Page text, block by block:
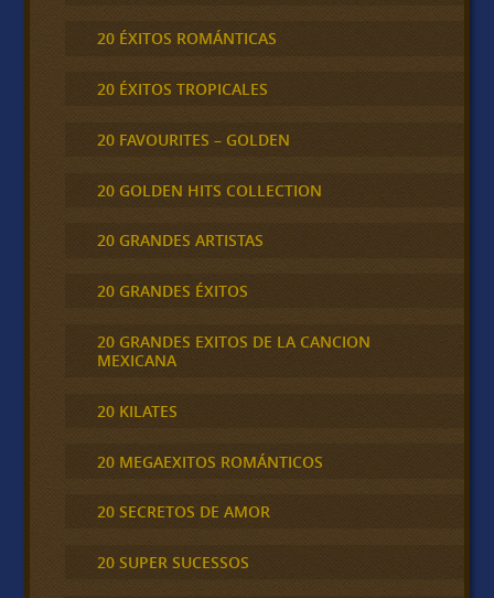
20 ÉXITOS ROMÁNTICAS
20 ÉXITOS TROPICALES
20 FAVOURITES – GOLDEN
20 GOLDEN HITS COLLECTION
20 GRANDES ARTISTAS
20 GRANDES ÉXITOS
20 GRANDES EXITOS DE LA CANCION
MEXICANA
20 KILATES
20 MEGAEXITOS ROMÁNTICOS
20 SECRETOS DE AMOR
20 SUPER SUCESSOS